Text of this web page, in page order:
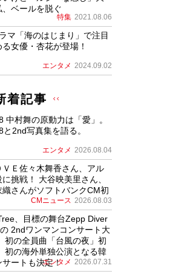
、ベールを脱ぐ
特集 2021.08.06
マ「海のはじまり」で注目
る女優・杏花が登場！
エンタメ 2024.09.02
着記事
中村舞の原動力は「愛」。
と2nd写真集を語る。
エンタメ 2026.08.04
ＶＥ佐々木舞香さん、アル
挑戦！ 大谷映美里さん、
織さんがソフトバンクCM初
CMニュース 2026.08.03
、目標の舞台Zepp Diver
2ndワンマンコンサート大
初の全員曲「台風の夜」初
初の海外単独公演となる韓
サートも決定！
エンタメ 2026.07.31